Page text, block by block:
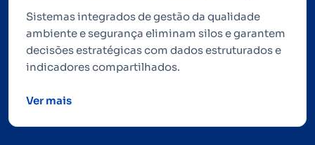
Sistemas integrados de gestão da qualidade
ambiente e segurança eliminam silos e garantem
decisões estratégicas com dados estruturados e
indicadores compartilhados.
Ver mais